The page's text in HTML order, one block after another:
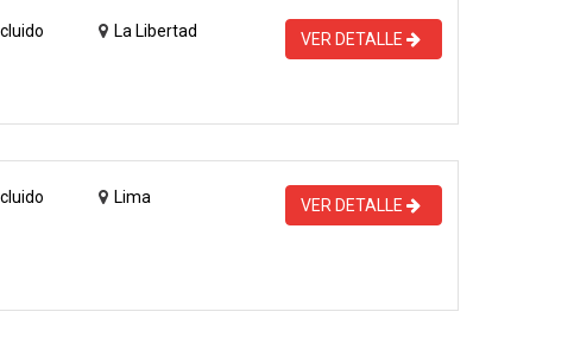
La Libertad VER DETALLE
Lima VER DETALLE